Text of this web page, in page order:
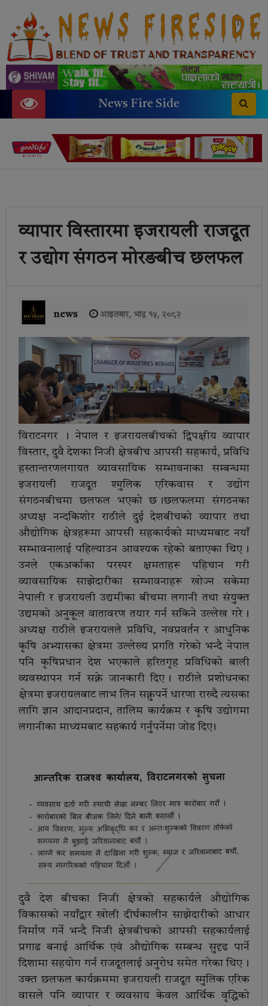
News Fire Side
व्यापार विस्तारमा इजरायली राजदूत
र उद्योग संगठन मोरङबीच छलफल
news आइतबार, भाद्र १५, २०८२
विराटनगर । नेपाल र इजरायलबीचको द्विपक्षीय व्यापार
विस्तार, दुवै देशका निजी क्षेत्रबीच आपसी सहकार्य, प्रविधि
हस्तान्तरणलगायत व्यावसायिक सम्भावनाका सम्बन्धमा
इजरायली राजदूत श्मुलिक एरिकवास र उद्योग
संगठनबीचमा छलफल भएको छ ।छलफलमा संगठनका
अध्यक्ष नन्दकिशोर राठीले दुई देशबीचको व्यापार तथा
औद्योगिक क्षेत्रहरूमा आपसी सहकार्यको माध्यमबाट नयाँ
सम्भावनालाई पहिल्याउन आवश्यक रहेको बताएका थिए ।
उनले एकअर्काका परस्पर क्षमताहरू पहिचान गरी
व्यावसायिक साझेदारीका सम्भावनाहरू खोज्न सकेमा
नेपाली र इजरायली उद्यमीका बीचमा लगानी तथा संयुक्त
उद्यमको अनुकूल वातावरण तयार गर्न सकिने उल्लेख गरे ।
अध्यक्ष राठीले इजरायलले प्रविधि, नवप्रवर्तन र आधुनिक
कृषि अभ्यासका क्षेत्रमा उल्लेख्य प्रगति गरेको भन्दै नेपाल
पनि कृषिप्रधान देश भएकाले हरितगृह प्रविधिको बाली
व्यवस्थापन गर्न सक्ने जानकारी दिए । राठीले प्रशोधनका
क्षेत्रमा इजरायलबाट लाभ लिन सक्नुपर्ने धारणा राख्दै त्यसका
लागि ज्ञान आदानप्रदान, तालिम कार्यक्रम र कृषि उद्योगमा
लगानीका माध्यमबाट सहकार्य गर्नुपर्नेमा जोड दिए ।
दुवै देश बीचका निजी क्षेत्रको सहकार्यले औद्योगिक
विकासको नयाँद्वार खोली दीर्घकालीन साझेदारीको आधार
निर्माण गर्ने भन्दै निजी क्षेत्रबीचको आपसी सहकार्यलाई
प्रगाढ बनाई आर्थिक एवं औद्योगिक सम्बन्ध सुदृढ पार्ने
दिशामा सहयोग गर्न राजदूतलाई अनुरोध समेत गरेका थिए ।
उक्त छलफल कार्यक्रममा इजरायली राजदूत स्मुलिक एरिक
वासले पनि व्यापार र व्यवसाय केवल आर्थिक वृद्धिको